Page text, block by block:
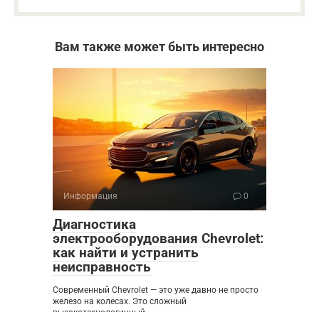
Вам также может быть интересно
Информация 0
Диагностика
электрооборудования Chevrolet:
как найти и устранить
неисправность
Современный Chevrolet — это уже давно не просто
железо на колесах. Это сложный